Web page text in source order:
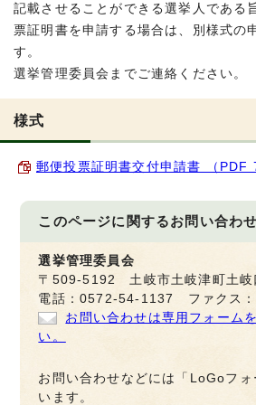
記載させることができる選挙人である
票証明書を申請する場合は、別様式の
す。
選挙管理委員会までご連絡ください。
様式
郵便投票証明書交付申請書 （PDF
このページに関するお問い合わせ
選挙管理委員会
〒509-5192 土岐市土岐津町土岐
電話：0572-54-1137 ファクス
お問い合わせは専用フォーム
い。
お問い合わせなどには「LoGoフォ
います。